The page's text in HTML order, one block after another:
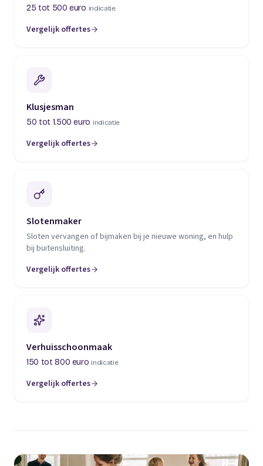
25 tot 500 euro indicatie
Vergelijk offertes
(opent in een nieuw tabblad)
Klusjesman
50 tot 1.500 euro indicatie
Vergelijk offertes
(opent in een nieuw tabblad)
Slotenmaker
Sloten vervangen of bijmaken bij je nieuwe woning, en hulp
bij buitensluiting.
Vergelijk offertes
(opent in een nieuw tabblad)
Verhuisschoonmaak
150 tot 800 euro indicatie
Vergelijk offertes
(opent in een nieuw tabblad)